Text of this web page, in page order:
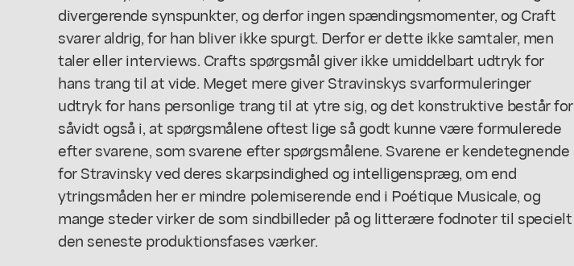
divergerende synspunkter, og derfor ingen spændingsmomenter, og Craft
svarer aldrig, for han bliver ikke spurgt. Derfor er dette ikke samtaler, men
taler eller interviews. Crafts spørgsmål giver ikke umiddelbart udtryk for
hans trang til at vide. Meget mere giver Stravinskys svarformuleringer
udtryk for hans personlige trang til at ytre sig, og det konstruktive består for
såvidt også i, at spørgsmålene oftest lige så godt kunne være formulerede
efter svarene, som svarene efter spørgsmålene. Svarene er kendetegnende
for Stravinsky ved deres skarpsindighed og intelligenspræg, om end
ytringsmåden her er mindre polemiserende end i Poétique Musicale, og
mange steder virker de som sindbilleder på og litterære fodnoter til specielt
den seneste produktionsfases værker.